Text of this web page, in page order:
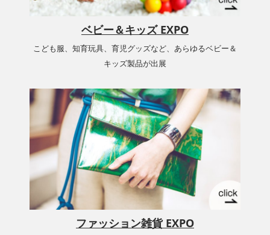
ベビー＆キッズ EXPO
こども服、知育玩具、育児グッズなど、あらゆるベビー＆
キッズ製品が出展
ファッション雑貨 EXPO